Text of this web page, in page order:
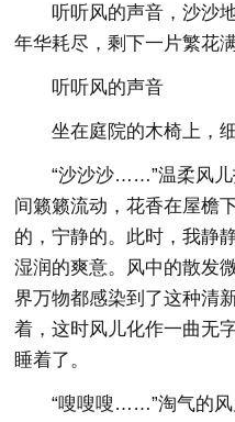
听听风的声音，沙沙
年华耗尽，剩下一片繁
听听风的声音
坐在庭院的木椅上，
“沙沙沙……”温柔风
间籁籁流动，花香在屋檐
的，宁静的。此时，我静
湿润的爽意。风中的散发
界万物都感染到了这种清
着，这时风儿化作一曲无
睡着了。
“嗖嗖嗖……”淘气的风